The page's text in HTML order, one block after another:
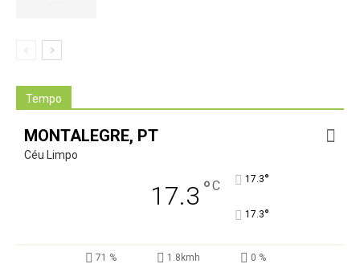
Tempo
MONTALEGRE, PT
Céu Limpo
17.3 °C 17.3°
17.3°
71 % 1.8kmh 0 %